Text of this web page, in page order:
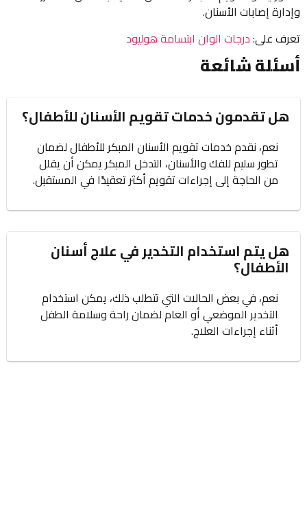
وإدارة إصابات الأسنان.
تعرف على:درجات الوان ابتسامة هوليود
أسئلة شائعة
هل تقدمون خدمات تقويم الأسنان للأطفال؟
نعم، نقدم خدمات تقويم الأسنان المبكر للأطفال لضمان
تطور سليم للفك والأسنان، التدخل المبكر يمكن أن يقلل
من الحاجة إلى إجراءات تقويم أكثر تعقيدًا في المستقبل.
هل يتم استخدام التخدير في علاج أسنان
الأطفال؟
نعم، في بعض الحالات التي تتطلب ذلك، يمكن استخدام
التخدير الموضعي أو العام لضمان راحة وسلامة الطفل
أثناء إجراءات العلاج.